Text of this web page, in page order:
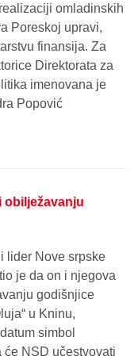
omladinskih
Poreskoj upravi,
finansija. Za
Direktorata za
imenovana je
Popović
obilježavanju
lider Nove srpske
je da on i njegova
godišnjice
u Kninu,
simbol
će NSD učestvovati